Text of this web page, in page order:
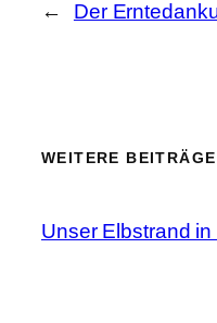
← Der
WEITERE BEITRÄGE
Unser Elbstrand